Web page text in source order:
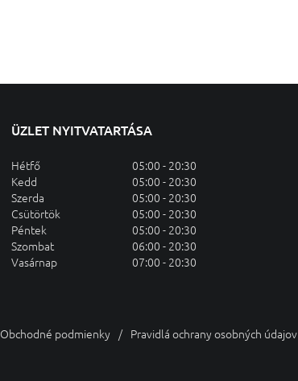
ÜZLET NYITVATARTÁSA
Hétfő
05:00 - 20:30
Kedd
05:00 - 20:30
Szerda
05:00 - 20:30
Csütörtök
05:00 - 20:30
Péntek
05:00 - 20:30
Szombat
06:00 - 20:30
Vasárnap
07:00 - 20:30
Obchodné podmienky Pravidlá ochrany osobných údajov